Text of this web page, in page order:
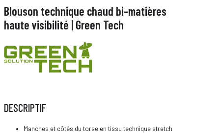
Blouson technique chaud bi-matières
haute visibilité | Green Tech
DESCRIPTIF
Manches et côtés du torse en tissu technique stretch